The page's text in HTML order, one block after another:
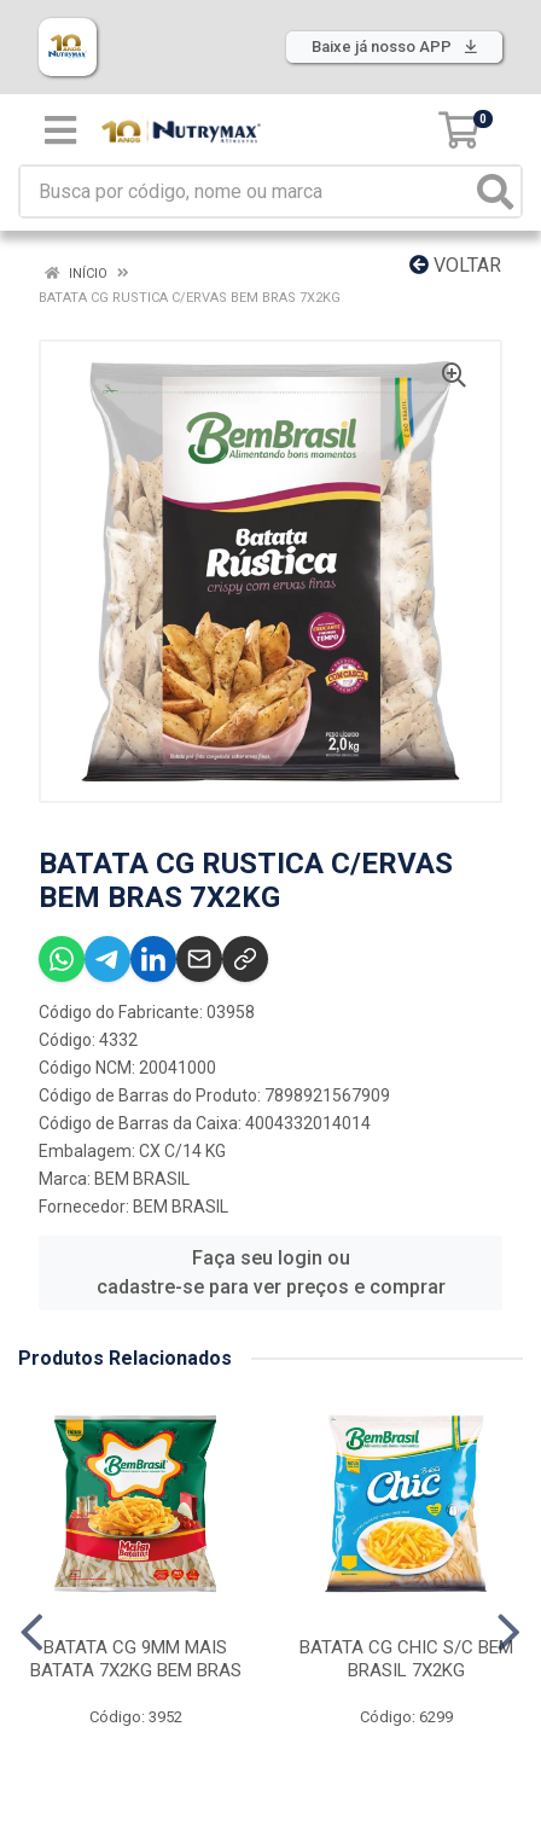
Baixe já nosso APP
0
VOLTAR
INÍCIO
BATATA CG RUSTICA C/ERVAS BEM BRAS 7X2KG
BATATA CG RUSTICA C/ERVAS
BEM BRAS 7X2KG
Código do Fabricante: 03958
Código: 4332
Código NCM: 20041000
Código de Barras do Produto: 7898921567909
Código de Barras da Caixa: 4004332014014
Embalagem: CX C/14 KG
Marca: BEM BRASIL
Fornecedor: BEM BRASIL
Faça seu login ou
cadastre-se para ver preços e comprar
Produtos Relacionados
BATATA CG 9MM MAIS
BATATA 7X2KG BEM BRAS
Código: 3952
BATATA CG CHIC S/C BEM
BRASIL 7X2KG
Código: 6299